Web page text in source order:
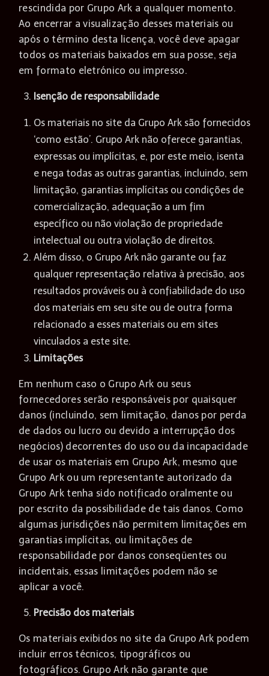
rescindida por Grupo Ark a qualquer momento.
Ao encerrar a visualização desses materiais ou
após o término desta licença, você deve apagar
todos os materiais baixados em sua posse, seja
em formato eletrónico ou impresso.
Isenção de responsabilidade
Os materiais no site da Grupo Ark são fornecidos
‘como estão’. Grupo Ark não oferece garantias,
expressas ou implícitas, e, por este meio, isenta
e nega todas as outras garantias, incluindo, sem
limitação, garantias implícitas ou condições de
comercialização, adequação a um fim
específico ou não violação de propriedade
intelectual ou outra violação de direitos.
Além disso, o Grupo Ark não garante ou faz
qualquer representação relativa à precisão, aos
resultados prováveis ​​ou à confiabilidade do uso
dos materiais em seu site ou de outra forma
relacionado a esses materiais ou em sites
vinculados a este site.
Limitações
Em nenhum caso o Grupo Ark ou seus
fornecedores serão responsáveis ​​por quaisquer
danos (incluindo, sem limitação, danos por perda
de dados ou lucro ou devido a interrupção dos
negócios) decorrentes do uso ou da incapacidade
de usar os materiais em Grupo Ark, mesmo que
Grupo Ark ou um representante autorizado da
Grupo Ark tenha sido notificado oralmente ou
por escrito da possibilidade de tais danos. Como
algumas jurisdições não permitem limitações em
garantias implícitas, ou limitações de
responsabilidade por danos conseqüentes ou
incidentais, essas limitações podem não se
aplicar a você.
Precisão dos materiais
Os materiais exibidos no site da Grupo Ark podem
incluir erros técnicos, tipográficos ou
fotográficos. Grupo Ark não garante que